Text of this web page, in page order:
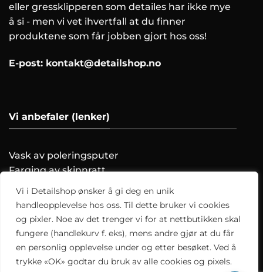
Vi i Detailshop ønsker å gi deg en unik
handleopplevelse hos oss. Til dette bruker vi cookies
og pixler. Noe av det trenger vi for at nettbutikken skal
fungere (handlekurv f. eks), mens andre gjør at du får
en personlig opplevelse under og etter besøket. Ved å
trykke «OK» godtar du bruk av alle cookies og pixels.
eller gressklipperen som detailes har ikke mye
å si - men vi vet ihvertfall at du finner
produktene som får jobben gjort hos oss!
E-post: kontakt@detailshop.no
Vi anbefaler (lenker)
Vask av poleringsputer
Farging av skinnratt
Vask motoren trygt!
Hvordan clayer du?
Alle artikler